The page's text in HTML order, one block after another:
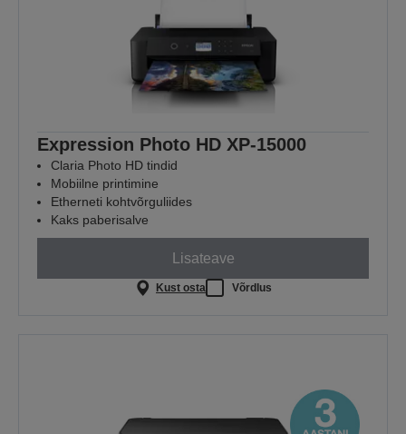
Expression Photo HD XP-15000
Claria Photo HD tindid
Mobiilne printimine
Etherneti kohtvõrguliides
Kaks paberisalve
Lisateave
Kust osta Võrdlus